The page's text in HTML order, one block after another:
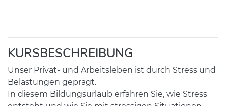
KURSBESCHREIBUNG
Unser Privat- und Arbeitsleben ist durch Stress und
Belastungen geprägt.
In diesem Bildungsurlaub erfahren Sie, wie Stress